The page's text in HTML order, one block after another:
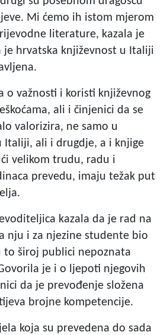
Mi ćemo ih istom mjerom
literature, kazala je
je hrvatska književnost u Italiji
o važnosti i koristi književnog
ali i činjenici da se
valorizira, ne samo u
Italiji, ali i drugdje, a i knjige
velikom trudu, radu i
prevedu, imaju težak put
kazala da je rad na
nju i za njezine studente bio
to široj publici nepoznata
je i o ljepoti njegovih
da je prevođenje složena
brojne kompetencije.
koja su prevedena do sada